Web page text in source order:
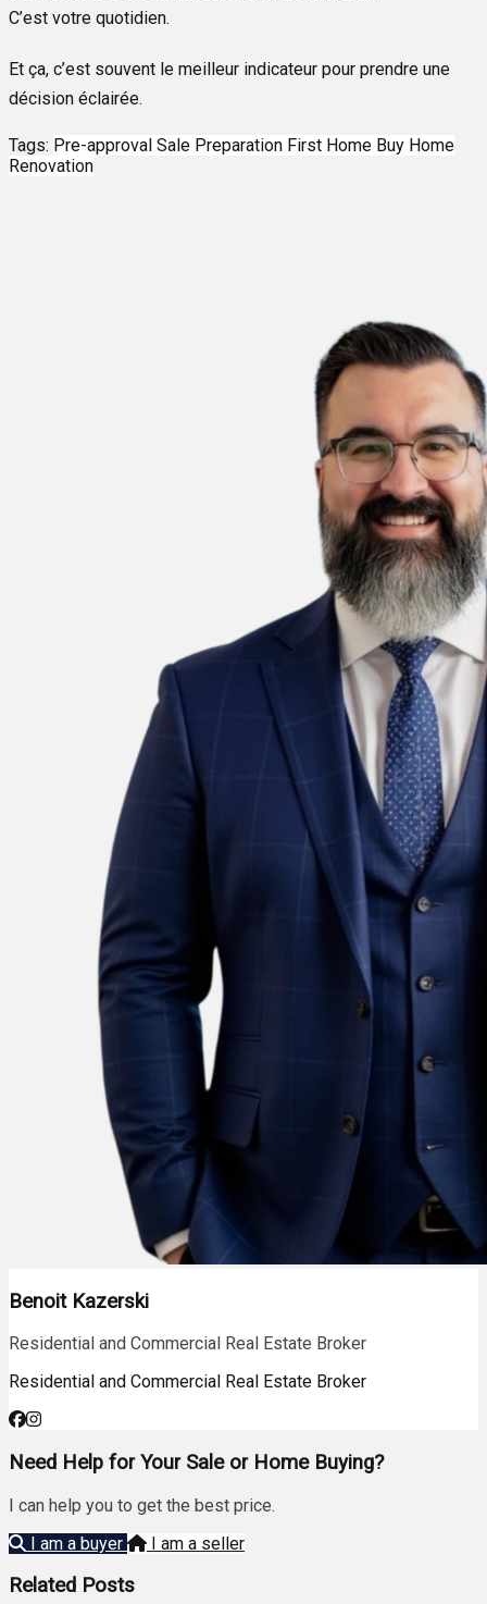
C’est votre quotidien.
Et ça, c’est souvent le meilleur indicateur pour prendre une
décision éclairée.
Tags: Pre-approval Sale Preparation First Home Buy Home
Renovation
Benoit Kazerski
Residential and Commercial Real Estate Broker
Residential and Commercial Real Estate Broker
Need Help for Your Sale or Home Buying?
I can help you to get the best price.
I am a buyer
I am a seller
Related Posts